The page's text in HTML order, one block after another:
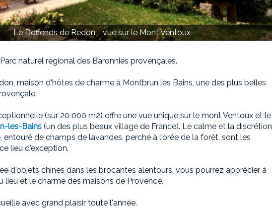
Le Deffends de Redon - vue sur le Mont Ventoux
naturel régional des Baronnies provençales.
maison d'hôtes de charme à Montbrun les Bains, une des plus belles
(sur 20 000 m2) offre une vue unique sur le mont Ventoux et le
les-Bains (un des plus beaux village de France). Le calme et la discrétion
entouré de champs de lavandes, perché à l'orée de la forêt, sont les
lieu d'exception.
d'objets chinés dans les brocantes alentours, vous pourrez apprécier à
lieu et le charme des maisons de Provence.
avec grand plaisir toute l'année.